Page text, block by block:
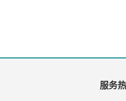
服务热